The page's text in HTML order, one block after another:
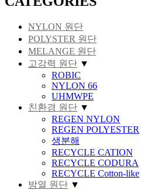
NYLON 원단
POLYSTER 원단
MELANGE 원단
고강력 원단 ▼
ROBIC
NYLON 66
UHMWPE
친환경 원단 ▼
REGEN NYLON
REGEN POLYESTER
생분해
RECYCLE CATION
RECYCLE CODURA
RECYCLE Cotton-like
방열 원단 ▼